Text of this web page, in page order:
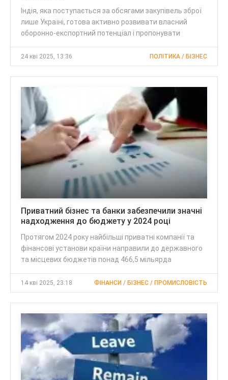
Індія, яка поступається за обсягами закупівель зброї
лише Україні, готова активно розвивати власний
оборонно-експортний потенціал і пропонувати
24 кві 2025, 13:36 ПОЛІТИКА / БІЗНЕС
Приватний бізнес та банки забезпечили значні
надходження до бюджету у 2024 році
Протягом 2024 року найбільші приватні компанії та
фінансові установи країни направили до державного
та місцевих бюджетів понад 466,5 мільярда
14 кві 2025, 23:18 ФІНАНСИ / БІЗНЕС / ПРОМИСЛОВІСТЬ